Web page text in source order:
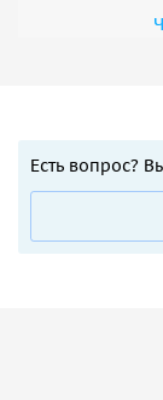
Есть вопрос?